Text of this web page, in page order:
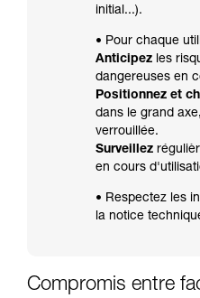
initial...).
• Pour chaque
Anticipez les
dangereuses en
Positionnez et
dans le grand
verrouillée.
Surveillez
en cours
• Respectez les
la notice
Compromis entre